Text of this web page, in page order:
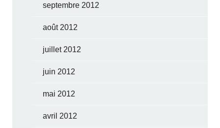
septembre 2012
août 2012
juillet 2012
juin 2012
mai 2012
avril 2012